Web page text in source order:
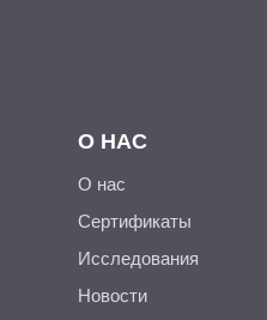
О НАС
О нас
Сертификаты
Исследования
Новости